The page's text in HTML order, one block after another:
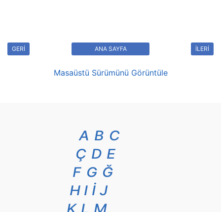
GERİ İLERİ
ANA SAYFA
Masaüstü Sürümünü Görüntüle
A B C
Ç D E
F G Ğ
H I İ J